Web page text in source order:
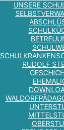
UNSERE
RUDOLF